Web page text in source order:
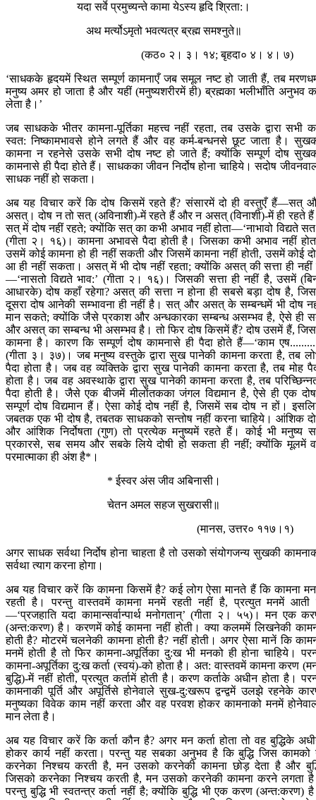
यदा सर्वे प्रमुच्यन्ते कामा येऽस्य हृदि श्रिता:।
अथ मर्त्योऽमृतो भवत्यत्र ब्रह्म समश्नुते॥
(कठ० २। ३। १४; बृहदा० ४। ४। ७)
‘साधकके हृदयमें स्थित सम्पूर्ण कामनाएँ जब समूल नष्ट हो जाती हैं, तब
मनुष्य अमर हो जाता है और यहीं (मनुष्यशरीरमें ही) ब्रह्मका भलीभाँति अनुभव
लेता है।’
जब साधकके भीतर कामना-पूर्तिका महत्त्व नहीं रहता, तब उसके द्वारा सभी
स्वत: निष्कामभावसे होने लगते हैं और वह कर्म-बन्धनसे छूट जाता है।
कामना न रहनेसे उसके सभी दोष नष्ट हो जाते हैं; क्योंकि सम्पूर्ण दोष
कामनासे ही पैदा होते हैं। साधकका जीवन निर्दोष होना चाहिये। सदोष
साधक नहीं हो सकता।
अब यह विचार करें कि दोष किसमें रहते हैं? संसारमें दो ही वस्तुएँ हैं—सत्
असत्। दोष न तो सत् (अविनाशी)-में रहते हैं और न असत् (विनाशी)-में ही रहते
सत् में दोष नहीं रहते; क्योंकि सत् का कभी अभाव नहीं होता—‘नाभावो विद्यते
(गीता २। १६)। कामना अभावसे पैदा होती है। जिसका कभी अभाव नहीं
उसमें कोई कामना हो ही नहीं सकती और जिसमें कामना नहीं होती, उसमें कोई
आ ही नहीं सकता। असत् में भी दोष नहीं रहता; क्योंकि असत् की सत्ता ही नहीं
—‘नासतो विद्यते भाव:’ (गीता २। १६)। जिसकी सत्ता ही नहीं है, उसमें
आधारके) दोष कहाँ रहेगा? असत् की सत्ता न होना ही सबसे बड़ा दोष है,
दूसरा दोष आनेकी सम्भावना ही नहीं है। सत् और असत् के सम्बन्धमें भी दोष
मान सकते; क्योंकि जैसे प्रकाश और अन्धकारका सम्बन्ध असम्भव है, ऐसे ही
और असत् का सम्बन्ध भी असम्भव है। तो फिर दोष किसमें हैं? दोष उसमें हैं,
कामना है। कारण कि सम्पूर्ण दोष कामनासे ही पैदा होते हैं—‘काम
(गीता ३। ३७)। जब मनुष्य वस्तुके द्वारा सुख पानेकी कामना करता है, तब
पैदा होता है। जब वह व्यक्तिके द्वारा सुख पानेकी कामना करता है, तब मोह
होता है। जब वह अवस्थाके द्वारा सुख पानेकी कामना करता है, तब
पैदा होती है। जैसे एक बीजमें मीलोंतकका जंगल विद्यमान है, ऐसे ही एक
सम्पूर्ण दोष विद्यमान हैं। ऐसा कोई दोष नहीं है, जिसमें सब दोष न हों।
जबतक एक भी दोष है, तबतक साधकको सन्तोष नहीं करना चाहिये। आंशिक
और आंशिक निर्दोषता (गुण) तो प्रत्येक मनुष्यमें रहते हैं। कोई भी मनुष्य
प्रकारसे, सब समय और सबके लिये दोषी हो सकता ही नहीं; क्योंकि मूलमें
परमात्माका ही अंश है*।
* ईस्वर अंस जीव अबिनासी।
चेतन अमल सहज सुखरासी॥
(मानस, उत्तर० ११७।१)
अगर साधक सर्वथा निर्दोष होना चाहता है तो उसको संयोगजन्य सुखकी
सर्वथा त्याग करना होगा।
अब यह विचार करें कि कामना किसमें है? कई लोग ऐसा मानते हैं कि कामना
रहती है। परन्तु वास्तवमें कामना मनमें रहती नहीं है, प्रत्युत मनमें आती
—‘प्रजहाति यदा कामान्सर्वान्पार्थ मनोगतान्’ (गीता २। ५५)। मन एक
(अन्त:करण) है। करणमें कोई कामना नहीं होती। क्या कलममें लिखनेकी
होती है? मोटरमें चलनेकी कामना होती है? नहीं होती। अगर ऐसा मानें कि
मनमें होती है तो फिर कामना-अपूर्तिका दु:ख भी मनको ही होना चाहिये।
कामना-अपूर्तिका दु:ख कर्ता (स्वयं)-को होता है। अत: वास्तवमें कामना करण
बुद्धि)-में नहीं होती, प्रत्युत कर्तामें होती है। करण कर्ताके अधीन होता है।
कामनाकी पूर्ति और अपूर्तिसे होनेवाले सुख-दु:खरूप द्वन्द्वमें उलझे रहनेके
मनुष्यका विवेक काम नहीं करता और वह परवश होकर कामनाको मनमें
मान लेता है।
अब यह विचार करें कि कर्ता कौन है? अगर मन कर्ता होता तो वह बुद्धिके
होकर कार्य नहीं करता। परन्तु यह सबका अनुभव है कि बुद्धि जिस कामको
करनेका निश्चय करती है, मन उसको करनेकी कामना छोड़ देता है और
जिसको करनेका निश्चय करती है, मन उसको करनेकी कामना करने लगता
परन्तु बुद्धि भी स्वतन्त्र कर्ता नहीं है; क्योंकि बुद्धि भी एक करण (अन्त:करण)